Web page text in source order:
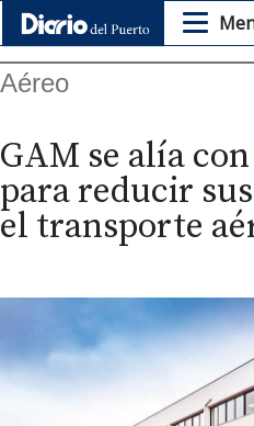
Aéreo
GAM se alía
para reducir
el transporte